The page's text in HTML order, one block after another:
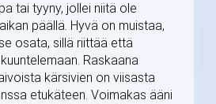
tai tyyny, jollei niitä ole
päällä. Hyvä on muistaa,
osata, sillä riittää että
Raskaana
kärsivien on viisasta
etukäteen. Voimakas ääni